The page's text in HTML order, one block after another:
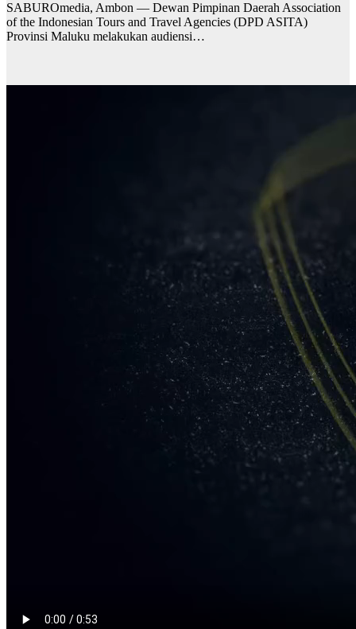
SABUROmedia, Ambon — Dewan Pimpinan Daerah Association
of the Indonesian Tours and Travel Agencies (DPD ASITA)
Provinsi Maluku melakukan audiensi…